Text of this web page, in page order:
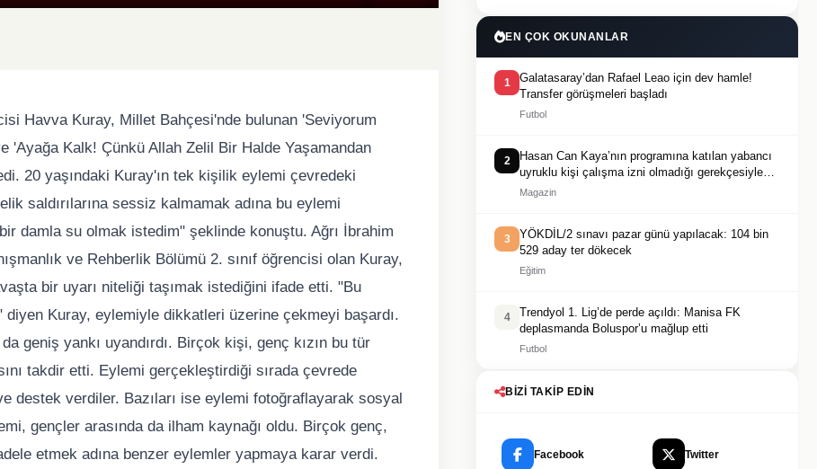
Havva Kuray, Millet Bahçesi'nde bulunan 'Seviyorum
'Ayağa Kalk! Çünkü Allah Zelil Bir Halde Yaşamandan
20 yaşındaki Kuray'ın tek kişilik eylemi çevredeki
saldırılarına sessiz kalmamak adına bu eylemi
damla su olmak istedim" şeklinde konuştu. Ağrı İbrahim
ve Rehberlik Bölümü 2. sınıf öğrencisi olan Kuray,
bir uyarı niteliği taşımak istediğini ifade etti. "Bu
diyen Kuray, eylemiyle dikkatleri üzerine çekmeyi başardı.
geniş yankı uyandırdı. Birçok kişi, genç kızın bu tür
takdir etti. Eylemi gerçekleştirdiği sırada çevrede
destek verdiler. Bazıları ise eylemi fotoğraflayarak sosyal
gençler arasında da ilham kaynağı oldu. Birçok genç,
etmek adına benzer eylemler yapmaya karar verdi.
EN ÇOK OKUNANLAR
1
Galatasaray’dan Rafael Leao için dev hamle!
Transfer görüşmeleri başladı
Futbol
2
Hasan Can Kaya’nın programına katılan yabancı
uyruklu kişi çalışma izni olmadığı gerekçesiyle
gözaltına alındı
Magazin
3
YÖKDİL/2 sınavı pazar günü yapılacak: 104 bin
529 aday ter dökecek
Eğitim
4
Trendyol 1. Lig’de perde açıldı: Manisa FK
deplasmanda Boluspor’u mağlup etti
Futbol
BIZI TAKIP EDIN
Facebook Twitter